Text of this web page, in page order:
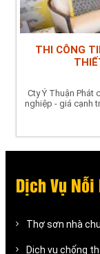
THI CÔNG
Cty Ý Thuận Phát
nghiệp - giá cạnh
Dịch Vụ Nỗi
Thợ sơn nhà
Dịch vụ chống